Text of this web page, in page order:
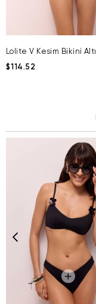
Lolite V Kesim Bikini Altı
$114.52